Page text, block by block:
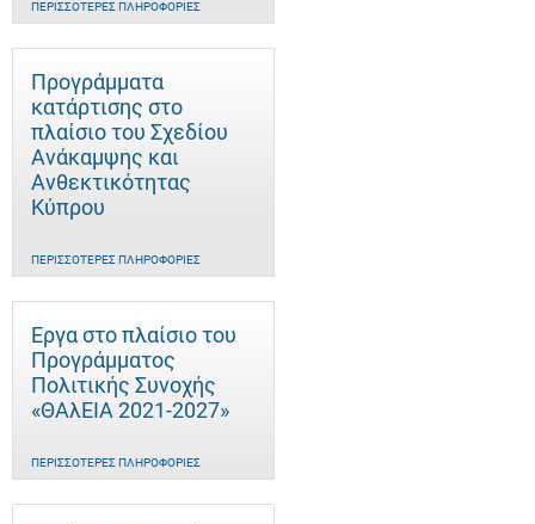
ΠΕΡΙΣΣΌΤΕΡΕΣ ΠΛΗΡΟΦΟΡΊΕΣ
Προγράμματα
κατάρτισης στο
πλαίσιο του Σχεδίου
Ανάκαμψης και
Ανθεκτικότητας
Κύπρου
ΠΕΡΙΣΣΌΤΕΡΕΣ ΠΛΗΡΟΦΟΡΊΕΣ
Έργα στο πλαίσιο του
Προγράμματος
Πολιτικής Συνοχής
«ΘΑλΕΙΑ 2021-2027»
ΠΕΡΙΣΣΌΤΕΡΕΣ ΠΛΗΡΟΦΟΡΊΕΣ